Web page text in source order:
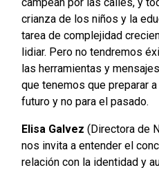
crianza de los niños y la
tarea de complejidad
lidiar. Pero no tendremos
las herramientas y
que tenemos que preparar
futuro y no para el pasado.
Elisa Galvez (Directora de
nos invita a entender el
relación con la identidad y